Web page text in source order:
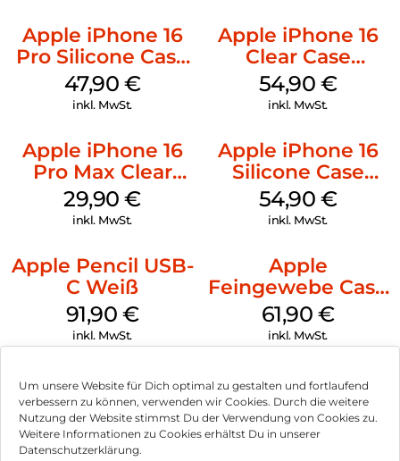
Um unsere Website für Dich optimal zu gestalten und fortlaufend
verbessern zu können, verwenden wir Cookies. Durch die weitere
Nutzung der Website stimmst Du der Verwendung von Cookies zu.
Weitere Informationen zu Cookies erhältst Du in unserer
Datenschutzerklärung.
Apple iPhone 16
Pro Silicone Case
MagSafe Denim
47,90 €
inkl. MwSt.
Apple iPhone 16
Clear Case
MagSafe
Transparent
54,90 €
inkl. MwSt.
Apple iPhone 16
Pro Max Clear
Case MagSafe
Transparent
29,90€
inkl. MwSt.
Apple iPhone 16
Silicone Case
MagSafe Lake
Green
54,90 €
inkl. MwSt.
Apple Pencil USB-
C Weiß
91,90 €
inkl. MwSt.
Apple
Feingewebe Case
iPhone 15 Pro
MagSafe Schwarz
61,90 €
inkl. MwSt.
Impressum